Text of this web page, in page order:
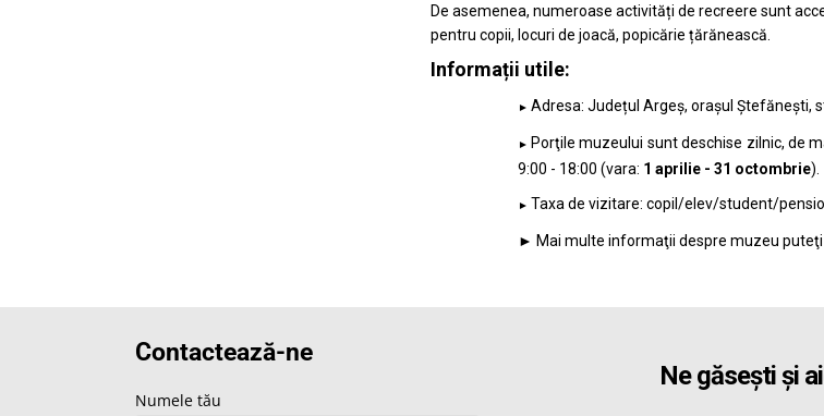
De asemenea, numeroase activități de recreere sunt
pentru copii, locuri de joacă, popicărie țărănească.
Informații utile:
► Adresa: Județul Argeș, orașul Ștefănești,
► Porţile muzeului sunt deschise zilnic, de
9:00 - 18:00 (vara: 1 aprilie - 31 octombrie).
► Taxa de vizitare: copil/elev/student/
► Mai multe informaţii despre muzeu
Ne găsești și